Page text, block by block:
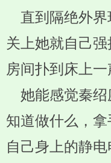
直到隔绝外界
关上她就自己
房间扑到床上一
她能感觉秦绍
知道做什么，
自己身上的静